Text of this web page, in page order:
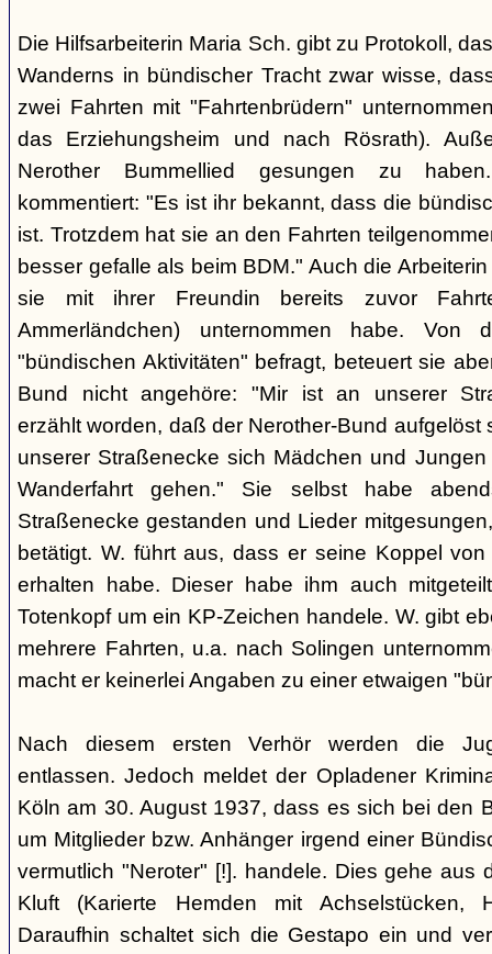
Die Hilfsarbeiterin Maria Sch. gibt zu Protokoll,
Wanderns in bündischer Tracht zwar wisse,
zwei Fahrten mit "Fahrtenbrüdern"
das Erziehungsheim und nach Rösrath).
Nerother Bummellied gesungen zu
kommentiert: "Es ist ihr bekannt, dass die
ist. Trotzdem hat sie an den Fahrten
besser gefalle als beim BDM." Auch die
sie mit ihrer Freundin bereits zuvor
Ammerländchen) unternommen habe. Von
"bündischen Aktivitäten" befragt, beteuert sie
Bund nicht angehöre: "Mir ist an unserer
erzählt worden, daß der Nerother-Bund
unserer Straßenecke sich Mädchen und
Wanderfahrt gehen." Sie selbst habe
Straßenecke gestanden und Lieder
betätigt. W. führt aus, dass er seine Koppel
erhalten habe. Dieser habe ihm auch
Totenkopf um ein KP-Zeichen handele. W. gibt
mehrere Fahrten, u.a. nach Solingen
macht er keinerlei Angaben zu einer etwaigen
Nach diesem ersten Verhör werden die
entlassen. Jedoch meldet der Opladener
Köln am 30. August 1937, dass es sich bei den
um Mitglieder bzw. Anhänger irgend einer
vermutlich "Neroter" [!]. handele. Dies gehe aus
Kluft (Karierte Hemden mit Achselstücken,
Daraufhin schaltet sich die Gestapo ein und